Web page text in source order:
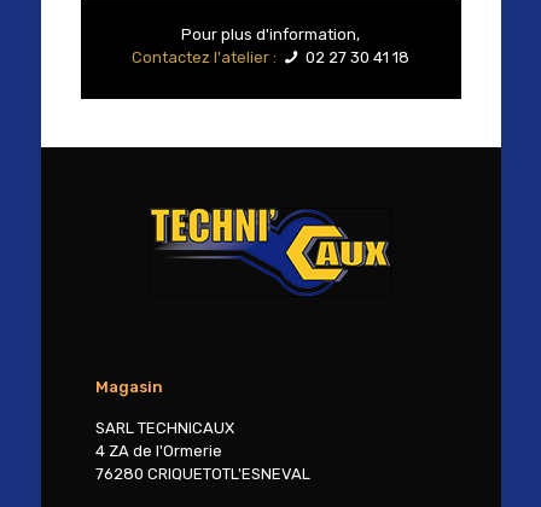
Pour plus d'information,
Contactez l'atelier :
02 27 30 41 18
Magasin
SARL TECHNICAUX
4 ZA de l'Ormerie
76280 CRIQUETOTL'ESNEVAL